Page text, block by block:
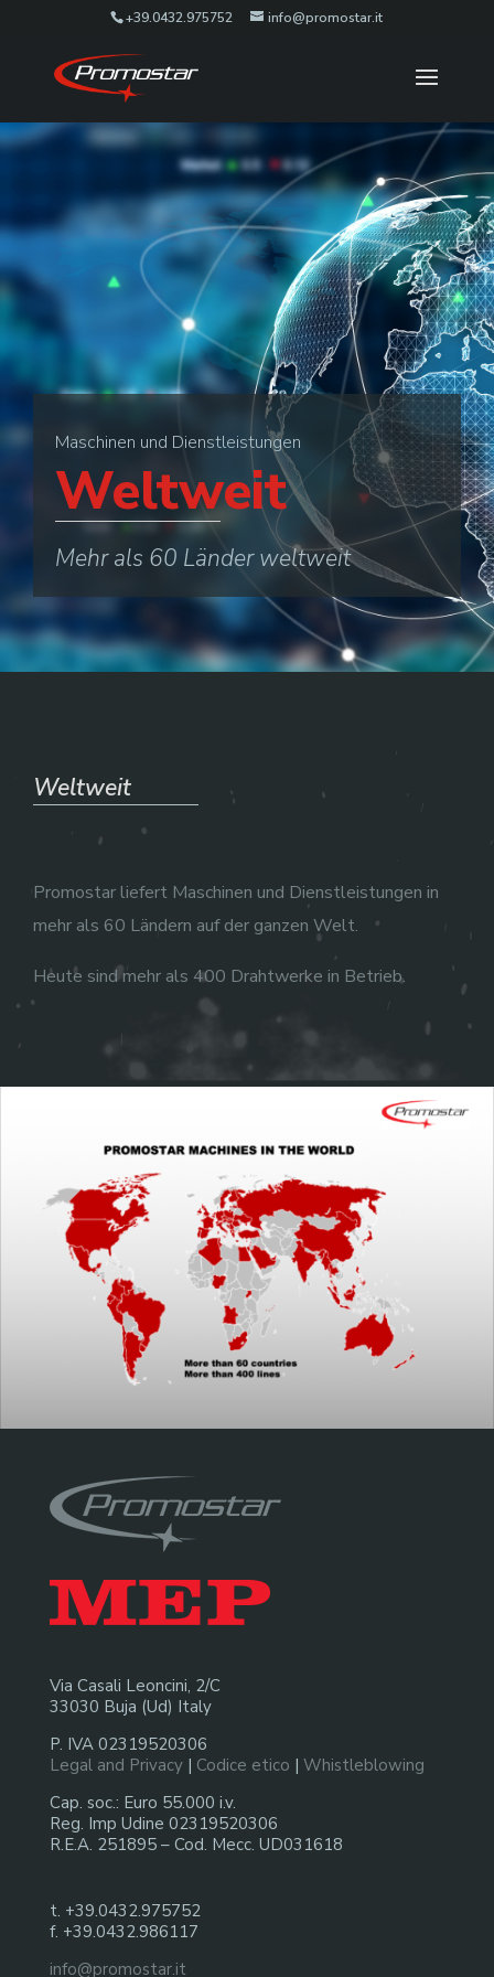
+39.0432.975752 info@promostar.it
Maschinen und Dienstleistungen
Weltweit
Mehr als 60 Länder weltweit
Weltweit
Promostar liefert Maschinen und Dienstleistungen in
mehr als 60 Ländern auf der ganzen Welt.
Heute sind mehr als 400 Drahtwerke in Betrieb.
Via Casali Leoncini, 2/C
33030 Buja (Ud) Italy
P. IVA 02319520306
Legal and Privacy| Codice etico | Whistleblowing
Cap. soc.: Euro 55.000 i.v.
Reg. Imp Udine 02319520306
R.E.A. 251895 – Cod. Mecc. UD031618
t. +39.0432.975752
f. +39.0432.986117
info@promostar.it